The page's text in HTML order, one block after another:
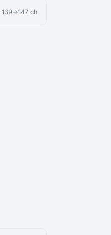
139→147 ch